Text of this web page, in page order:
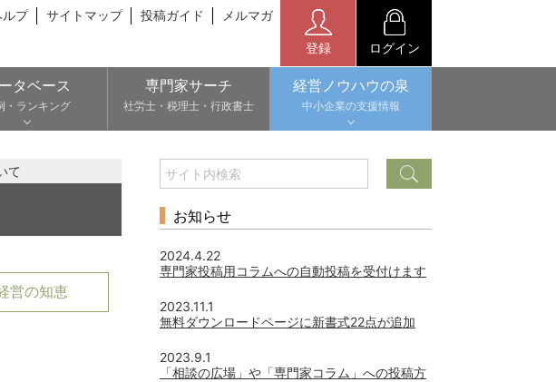
ルプ サイトマップ 投稿ガイド メルマガ
登録 ログイン
タベース
・ランキング
専門家サーチ
社労士・税理士・行政書士
経営ノウハウの泉
中小企業の支援情報
て
営の知恵
お知らせ
2024.4.22
専門家投稿用コラムへの自動投稿を受付けます
2023.11.1
無料ダウンロードページに新書式22点が追加
2023.9.1
「相談の広場」や「専門家コラム」への投稿方